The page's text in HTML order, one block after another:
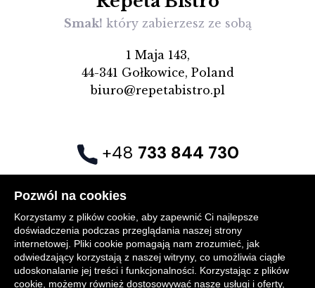
Smak! który zabierzesz ze sobą
1 Maja 143,
44-341 Gołkowice, Poland
biuro@repetabistro.pl
+48 733 844 730
Catering O nas
© 2024 RepetaBistro. All rights reserved.
Design i fotografia:atomowa.com
Pozwól na cookies
Korzystamy z plików cookie, aby zapewnić Ci najlepsze
doświadczenia podczas przeglądania naszej strony
internetowej. Pliki cookie pomagają nam zrozumieć, jak
odwiedzający korzystają z naszej witryny, co umożliwia ciągłe
udoskonalanie jej treści i funkcjonalności. Korzystając z plików
cookie, możemy również dostosowywać nasze usługi i oferty,